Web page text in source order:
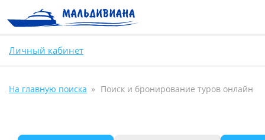
Личный кабинет
На главную поиска Поиск и бронирование туров онлайн